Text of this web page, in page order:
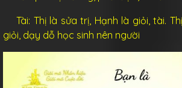
Tài: Thị là sửa trị, Hạnh là giỏi, tài.
giỏi, dạy dỗ học sinh nên người